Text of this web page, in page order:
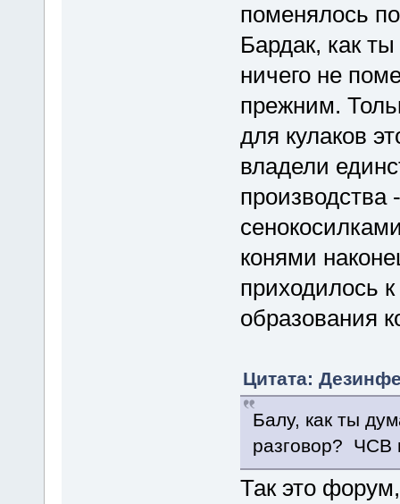
поменялось
Бардак, как
ничего не
прежним.
для кулаков
владели
конями
приходилось
образования
Цитата:
Балу, как ты
разговор? ЧСВ
Так это